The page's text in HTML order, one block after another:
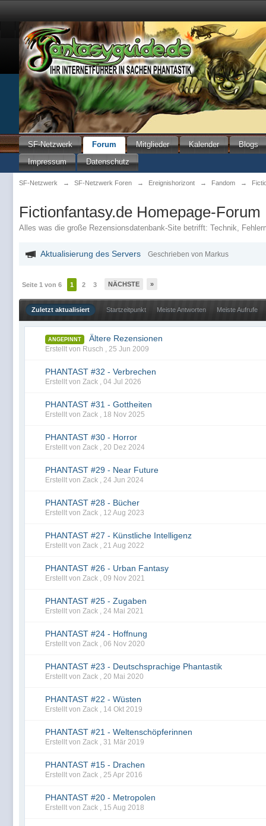
SF-Netzwerk Forum Mitglieder Kalender
Blogs
Impressum
Datenschutz
SF-Netzwerk → SF-Netzwerk Foren → Ereignishorizont → Fandom →
Fictionfantasy.de Homepage-Forum
Alles was die große Rezensionsdatenbank-Site betrifft: Technik,
Aktualisierung des Servers Geschrieben von Markus
Seite 1 von 6 1 2 3 NÄCHSTE »
Zuletzt aktualisiert Startzeitpunkt Meiste Antworten Meiste Aufrufe
ANGEPINNT Ältere Rezensionen
Erstellt von Rusch , 25 Jun 2009
PHANTAST #32 - Verbrechen
Erstellt von Zack , 04 Jul 2026
PHANTAST #31 - Gottheiten
Erstellt von Zack , 18 Nov 2025
PHANTAST #30 - Horror
Erstellt von Zack , 20 Dez 2024
PHANTAST #29 - Near Future
Erstellt von Zack , 24 Jun 2024
PHANTAST #28 - Bücher
Erstellt von Zack , 12 Aug 2023
PHANTAST #27 - Künstliche Intelligenz
Erstellt von Zack , 21 Aug 2022
PHANTAST #26 - Urban Fantasy
Erstellt von Zack , 09 Nov 2021
PHANTAST #25 - Zugaben
Erstellt von Zack , 24 Mai 2021
PHANTAST #24 - Hoffnung
Erstellt von Zack , 06 Nov 2020
PHANTAST #23 - Deutschsprachige Phantastik
Erstellt von Zack , 20 Mai 2020
PHANTAST #22 - Wüsten
Erstellt von Zack , 14 Okt 2019
PHANTAST #21 - Weltenschöpferinnen
Erstellt von Zack , 31 Mär 2019
PHANTAST #15 - Drachen
Erstellt von Zack , 25 Apr 2016
PHANTAST #20 - Metropolen
Erstellt von Zack , 15 Aug 2018